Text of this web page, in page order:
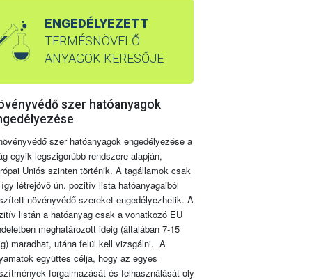
ENGEDÉLYEZETT
TERMÉSNÖVELŐ
ANYAGOK KERESŐJE
szer hatóanyagok
szer hatóanyagok engedélyezése a
egyik legszigorúbb rendszere alapján,
Uniós szinten történik. A tagállamok csak
létrejövő ún. pozitív lista hatóanyagaiból
növényvédő szereket engedélyezhetik. A
listán a hatóanyag csak a vonatkozó EU
meghatározott ideig (általában 7-15
maradhat, utána felül kell vizsgálni. A
együttes célja, hogy az egyes
forgalmazását és felhasználását oly